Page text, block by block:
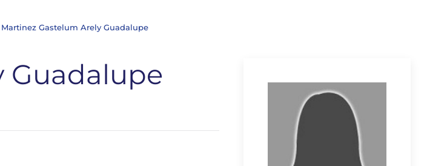
Martinez Gastelum Arely Guadalupe
Guadalupe